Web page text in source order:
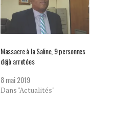
Massacre à la Saline, 9 personnes
déjà arretées
8 mai 2019
Dans "Actualités"